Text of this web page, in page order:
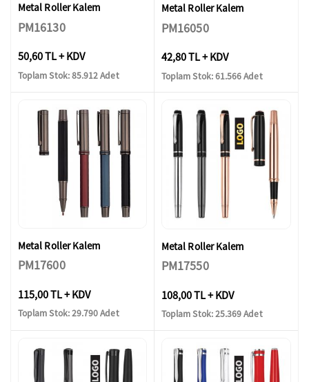
Metal Roller Kalem
PM16130
50,60 TL + KDV
Toplam Stok: 85.912 Adet
Metal Roller Kalem
PM16050
42,80 TL + KDV
Toplam Stok: 61.566 Adet
Metal Roller Kalem
PM17600
115,00 TL + KDV
Toplam Stok: 29.790 Adet
Metal Roller Kalem
PM17550
108,00 TL + KDV
Toplam Stok: 25.369 Adet